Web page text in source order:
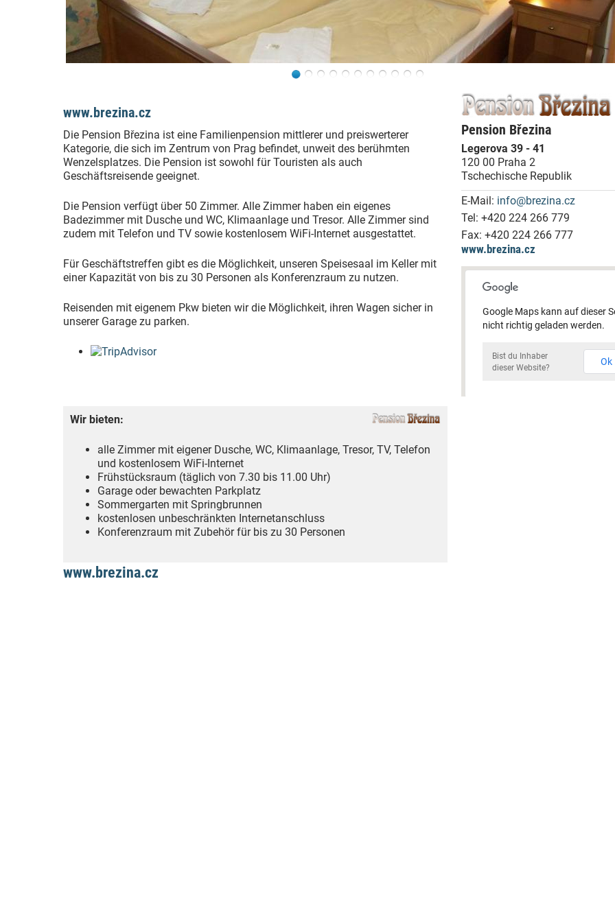
www.brezina.cz
Die Pension Březina ist eine Familienpension mittlerer und preiswerterer
Kategorie, die sich im Zentrum von Prag befindet, unweit des berühmten
Wenzelsplatzes. Die Pension ist sowohl für Touristen als auch
Geschäftsreisende geeignet.
Die Pension verfügt über 50 Zimmer. Alle Zimmer haben ein eigenes
Badezimmer mit Dusche und WC, Klimaanlage und Tresor. Alle Zimmer sind
zudem mit Telefon und TV sowie kostenlosem WiFi-Internet ausgestattet.
Für Geschäftstreffen gibt es die Möglichkeit, unseren Speisesaal im Keller mit
einer Kapazität von bis zu 30 Personen als Konferenzraum zu nutzen.
Reisenden mit eigenem Pkw bieten wir die Möglichkeit, ihren Wagen sicher in
unserer Garage zu parken.
Wir bieten:
alle Zimmer mit eigener Dusche, WC, Klimaanlage, Tresor, TV, Telefon
und kostenlosem WiFi-Internet
Frühstücksraum (täglich von 7.30 bis 11.00 Uhr)
Garage oder bewachten Parkplatz
Sommergarten mit Springbrunnen
kostenlosen unbeschränkten Internetanschluss
Konferenzraum mit Zubehör für bis zu 30 Personen
www.brezina.cz
Pension Březina
Legerova 39 - 41
120 00 Praha 2
Tschechische Republik
E-Mail: info@brezina.cz
Tel: +420 224 266 779
Fax: +420 224 266 777
www.brezina.cz
Google Maps kann auf dieser
nicht richtig geladen werden.
Bist du Inhaber
dieser Website?
Ok